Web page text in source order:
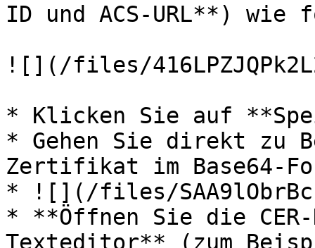
ID und ACS-URL**)
![](/files/
* Klicken Sie auf
* Gehen Sie direkt zu
Zertifikat im Base64-
* ![](/files/
* **Öffnen Sie die
Texteditor** (zum